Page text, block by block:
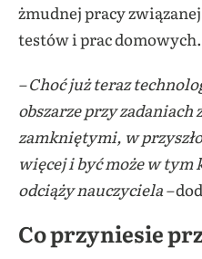
żmudnej pracy
testów i prac domowych.
– Choć już teraz
obszarze przy
zamkniętymi, w
więcej i być może w tym
odciąży nauczyciela –
Co przyniesie